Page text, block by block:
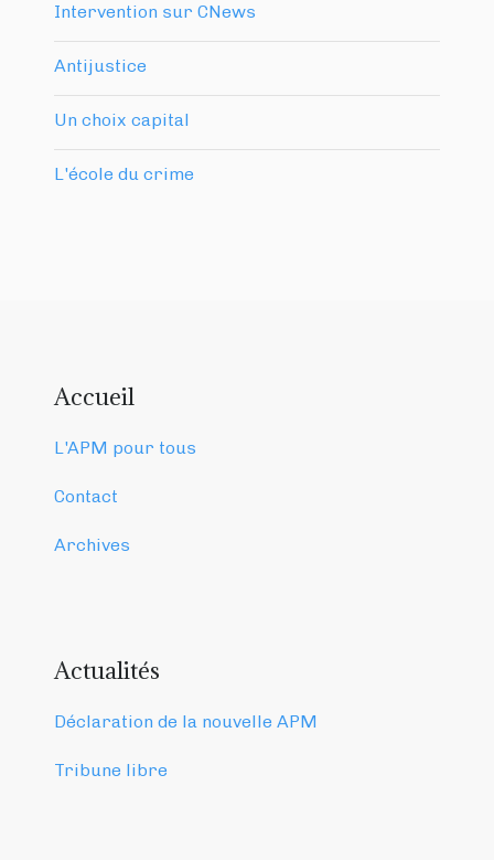
Intervention sur CNews
Antijustice
Un choix capital
L'école du crime
Accueil
L'APM pour tous
Contact
Archives
Actualités
Déclaration de la nouvelle APM
Tribune libre